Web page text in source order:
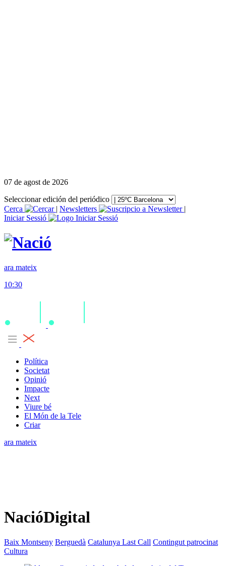
07 de agost de 2026
Seleccionar edición del periódico
Cerca
| Newsletters
|
Iniciar Sessió
ara mateix
10:30
Política
Societat
Opinió
Impacte
Next
Viure bé
El Món de la Tele
Criar
ara mateix
NacióDigital
Baix Montseny Berguedà Catalunya Last Call Contingut patrocinat
Cultura